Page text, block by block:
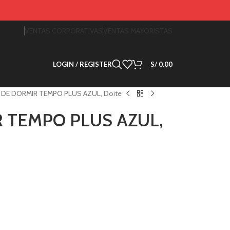
LOGIN / REGISTER S/ 0.00
DORMIR TEMPO PLUS AZUL, Doite
TEMPO PLUS AZUL,